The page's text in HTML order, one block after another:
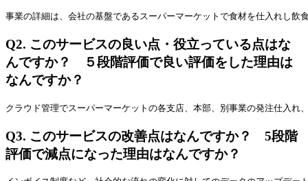
事業の詳細は、会社の基盤であるスーパーマーケットで食材を仕入れし
Q2. このサービスの良い点・役立っている点はな
んですか？ ５段階評価で良い評価をした理由は
なんですか？
クラウド管理でスーパーマーケットの各支店、本部、別事業の発注仕入れ
Q3. このサービスの改善点はなんですか？ 5段階
評価で減点になった理由はなんですか？